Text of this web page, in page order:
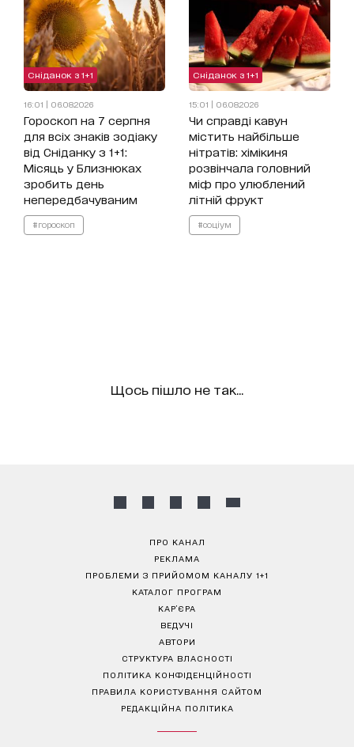
Сніданок з 1+1
16:01 | 06.08.2026
Гороскоп на 7 серпня
для всіх знаків зодіаку
від Сніданку з 1+1:
Місяць у Близнюках
зробить день
непередбачуваним
#гороскоп
Сніданок з 1+1
15:01 | 06.08.2026
Чи справді кавун
містить найбільше
нітратів: хімікиня
розвінчала головний
міф про улюблений
літній фрукт
#соціум
Щось пішло не так...
ПРО КАНАЛ
РЕКЛАМА
ПРОБЛЕМИ З ПРИЙОМОМ КАНАЛУ 1+1
КАТАЛОГ ПРОГРАМ
КАР’ЄРА
ВЕДУЧІ
АВТОРИ
СТРУКТУРА ВЛАСНОСТІ
ПОЛІТИКА КОНФІДЕНЦІЙНОСТІ
ПРАВИЛА КОРИСТУВАННЯ САЙТОМ
РЕДАКЦІЙНА ПОЛІТИКА